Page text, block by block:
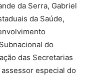
da Serra, Gabriel
da Saúde,
do
das Secretarias
especial do